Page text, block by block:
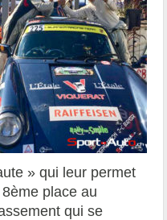
» qui leur permet
place au
qui se